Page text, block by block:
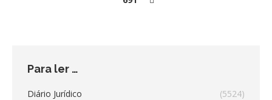
Para ler …
Diário Jurídico (5524)